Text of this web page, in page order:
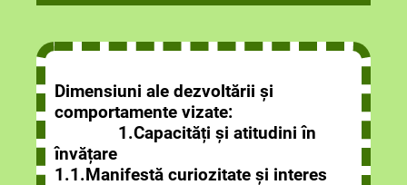
Dimensiuni ale dezvoltării și
comportamente vizate:
1.Capacități și atitudini în
învățare
1.1.Manifestă curiozitate și interes